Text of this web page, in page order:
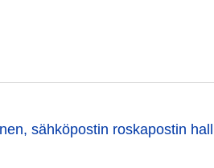
sähköpostin roskapostin